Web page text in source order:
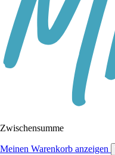
Zwischensumme
Meinen Warenkorb anzeigen